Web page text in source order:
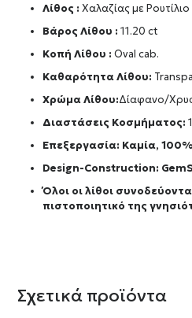
Λίθος : Χαλαζίας με Ρουτίλιο
Βάρος Λίθου : 11.20 ct
Κοπή Λίθου :Oval cab.
Καθαρότητα Λίθου:
Χρώμα Λίθου:Δίαφανο/
Διαστάσεις Κοσμήματος:
Επεξεργασία: Καμία,
Design-Construction:
Όλοι οι λίθοι
πιστοποιητικό της
Σχετικά προϊόντα